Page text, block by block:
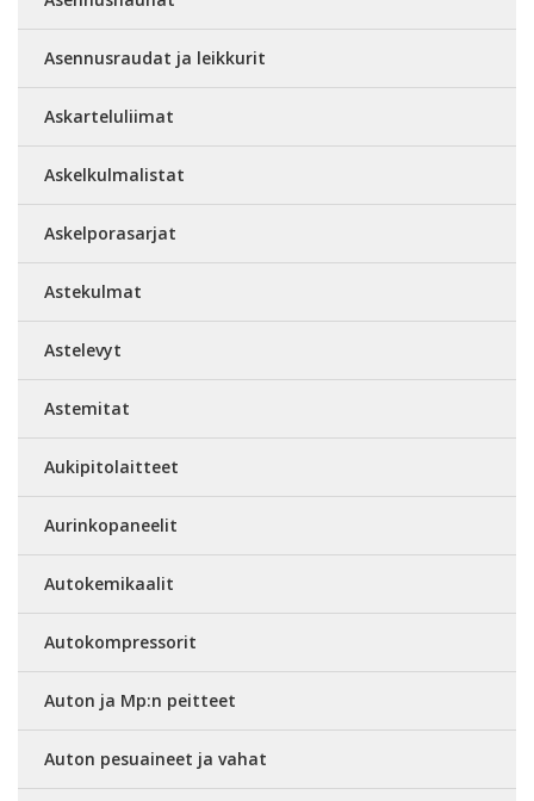
Asennusraudat ja leikkurit
Askarteluliimat
Askelkulmalistat
Askelporasarjat
Astekulmat
Astelevyt
Astemitat
Aukipitolaitteet
Aurinkopaneelit
Autokemikaalit
Autokompressorit
Auton ja Mp:n peitteet
Auton pesuaineet ja vahat